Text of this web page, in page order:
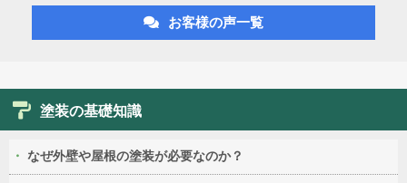
お客様の声一覧
塗装の基礎知識
なぜ外壁や屋根の塗装が必要なのか？